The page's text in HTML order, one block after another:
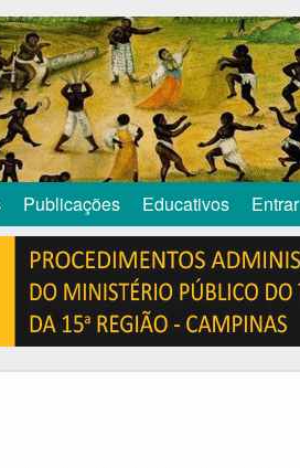
Publicações Educativos Entrar